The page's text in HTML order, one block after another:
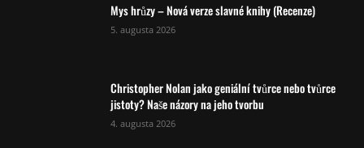
Mys hrůzy – Nová verze slavné knihy (Recenze)
5. augusta 2026
Christopher Nolan jako geniální tvůrce nebo tvůrce
jistoty? Naše názory na jeho tvorbu
4. augusta 2026